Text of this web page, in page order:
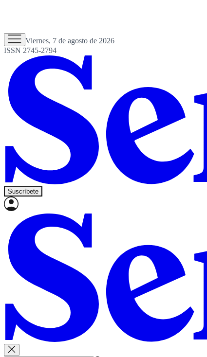
Viernes, 7 de agosto de 2026
ISSN 2745-2794
Suscríbete